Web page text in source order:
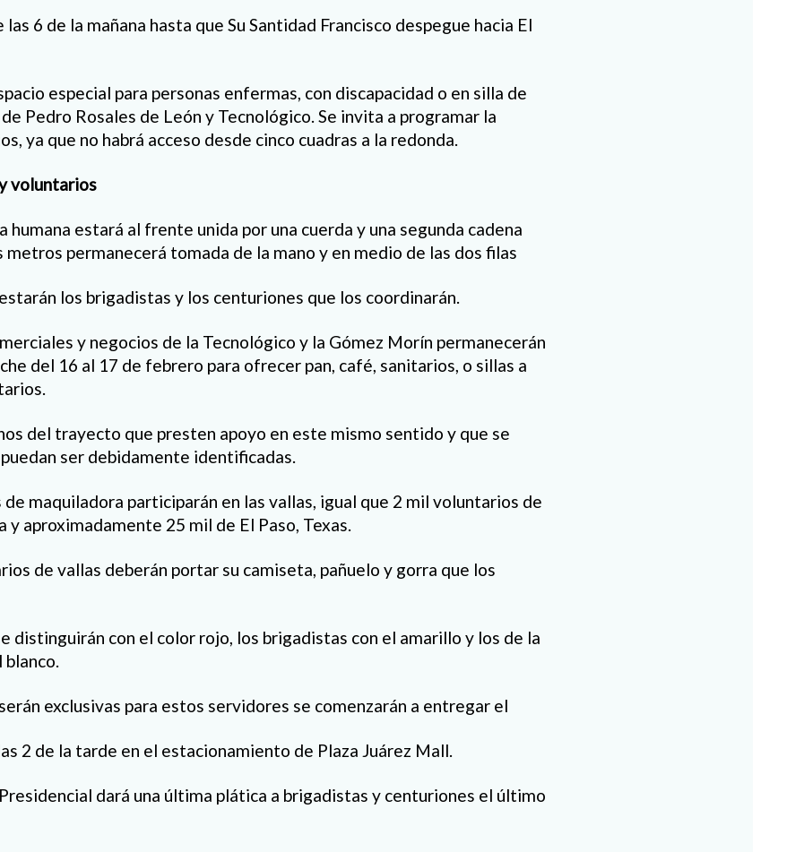
las 6 de la mañana hasta que Su Santidad Francisco despegue hacia El
especial para personas enfermas, con discapacidad o en silla de
Pedro Rosales de León y Tecnológico. Se invita a programar la
ya que no habrá acceso desde cinco cuadras a la redonda.
voluntarios
humana estará al frente unida por una cuerda y una segunda cadena
metros permanecerá tomada de la mano y en medio de las dos filas
los brigadistas y los centuriones que los coordinarán.
y negocios de la Tecnológico y la Gómez Morín permanecerán
del 16 al 17 de febrero para ofrecer pan, café, sanitarios, o sillas a
del trayecto que presten apoyo en este mismo sentido y que se
ser debidamente identificadas.
maquiladora participarán en las vallas, igual que 2 mil voluntarios de
y aproximadamente 25 mil de El Paso, Texas.
de vallas deberán portar su camiseta, pañuelo y gorra que los
distinguirán con el color rojo, los brigadistas con el amarillo y los de la
blanco.
exclusivas para estos servidores se comenzarán a entregar el
2 de la tarde en el estacionamiento de Plaza Juárez Mall.
dará una última plática a brigadistas y centuriones el último